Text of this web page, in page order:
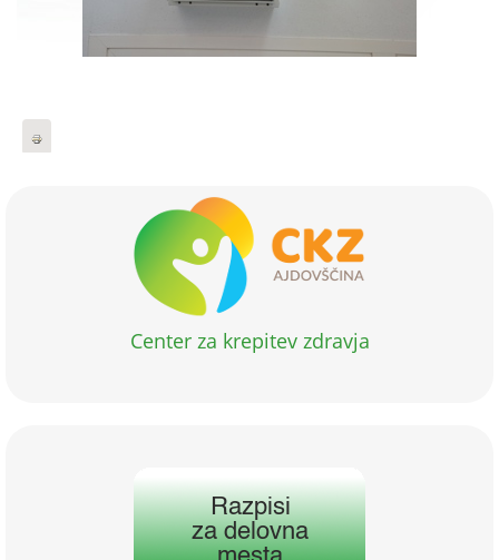
Center za krepitev zdravja